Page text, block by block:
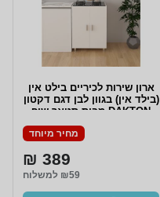
ארון שירות לכיריים בילט אין
(בילד אין) בגוון לבן דגם דקטון
DAKTON מבית סטאר שופ
STAR SHOP
מחיר מיוחד
389 ₪
₪59 למשלוח